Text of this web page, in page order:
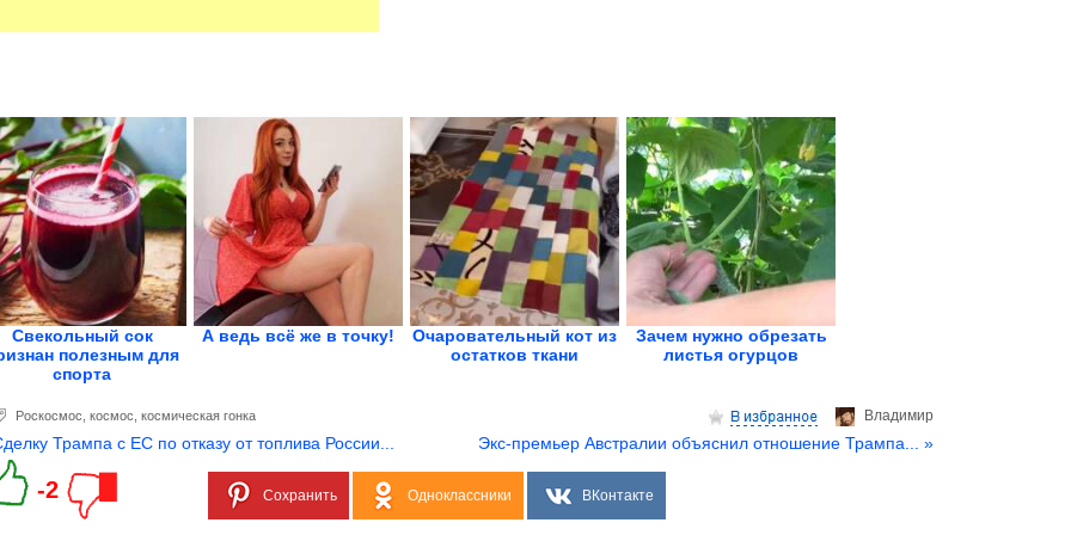
Свекольный сок
полезным для
спорта
А ведь всё же в точку!
Очаровательный кот из
остатков ткани
Зачем нужно обрезать
листья огурцов
Владимир
Роскосмос космос космическая гонка
Трампа с ЕС по отказу от топлива России... Экс-премьер Австралии объяснил отношение Трампа... »
-2 Сохранить Одноклассники ВКонтакте